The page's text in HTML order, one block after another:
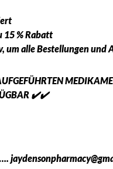
15 % Rabatt
um alle Bestellungen und
✔️✔️